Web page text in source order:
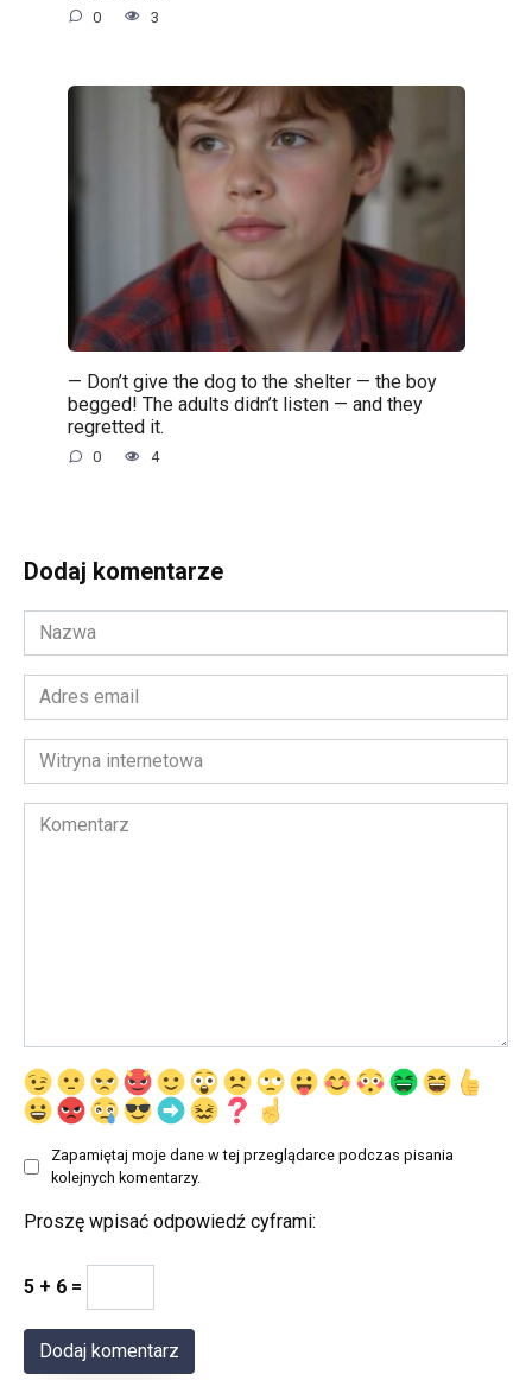
0 3
— Don’t give the dog to the shelter — the boy
begged! The adults didn’t listen — and they
regretted it.
0 4
Dodaj komentarze
Nazwa
*
Adres
email
*Witryna
internetowa
Komentarz
Zapamiętaj moje dane w tej przeglądarce podczas pisania
kolejnych komentarzy.
Proszę wpisać odpowiedź cyframi:
5 + 6 =